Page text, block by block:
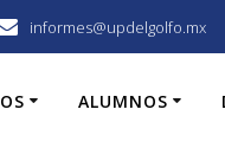
informes@updelgolfo.mx
ALUMNOS